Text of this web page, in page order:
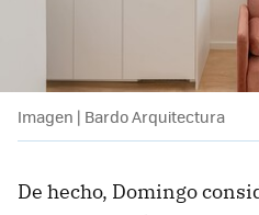
Imagen | Bardo Arquitectura
De hecho, Domingo